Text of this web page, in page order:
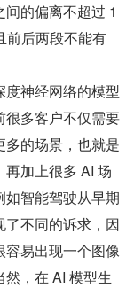
的偏离不超过 1
前后两段不能有
神经网络的模型
很多客户不仅需要
的场景，也就是
加上很多 AI 场
智能驾驶从早期
不同的诉求，因
易出现一个图像
，在 AI 模型生